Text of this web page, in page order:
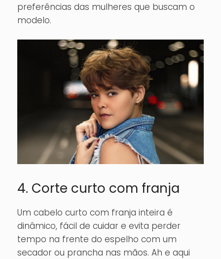
preferências das mulheres que buscam o
modelo.
4. Corte curto com franja
Um cabelo curto com franja inteira é
dinâmico, fácil de cuidar e evita perder
tempo na frente do espelho com um
secador ou prancha nas mãos. Ah e aqui